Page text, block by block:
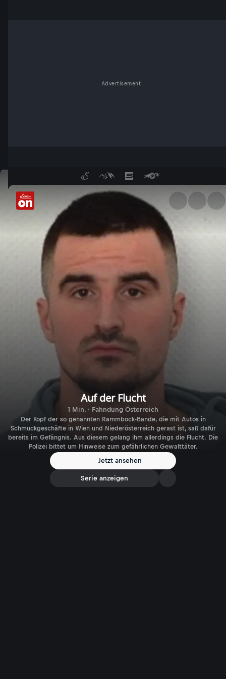
Advertisement
Auf der Flucht - ServusTV On
Auf der Flucht
1 Min. · Fahndung Österreich
Der Kopf der so genannten Rammbock-Bande, die mit Autos in
Schmuckgeschäfte in Wien und Niederösterreich gerast ist, saß dafür
bereits im Gefängnis. Aus diesem gelang ihm allerdings die Flucht. Die
Polizei bittet um Hinweise zum gefährlichen Gewalttäter.
Jetzt ansehen
Serie anzeigen